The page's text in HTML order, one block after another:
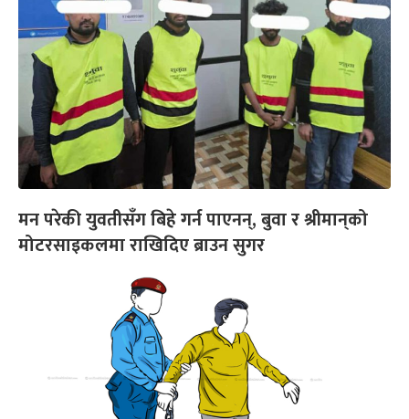
मन परेकी युवतीसँग बिहे गर्न पाएनन्, बुवा र श्रीमान्‌को
मोटरसाइकलमा राखिदिए ब्राउन सुगर